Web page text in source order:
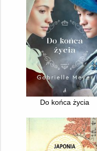
Do końca życia